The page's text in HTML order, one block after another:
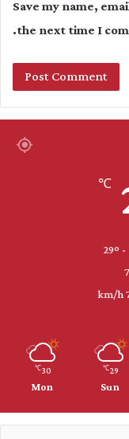
Save my name,
the next time I
℃
29
℃
Sun
30
℃
Mon